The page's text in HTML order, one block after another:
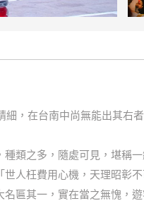
，在台南中尚無能出其右
類之多，隨處可見，堪稱
人枉費用心機，天理昭彰
匾其一，實在當之無愧，遊